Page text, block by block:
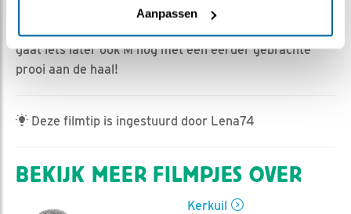
Aanpassen
Grijp je eerst naast een dikke prooi in de hooiberg, dan
gaat iets later ook M nog met een eerder gebrachte
prooi aan de haal!
Deze filmtip is ingestuurd door Lena74
BEKIJK MEER FILMPJES OVER
Kerkuil